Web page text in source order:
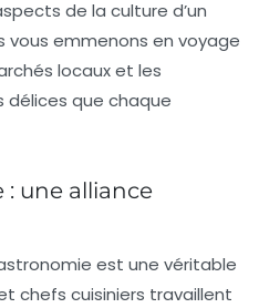
de la culture d’un
vous emmenons en voyage
locaux et les
délices que chaque
une alliance
est une véritable
chefs cuisiniers travaillent